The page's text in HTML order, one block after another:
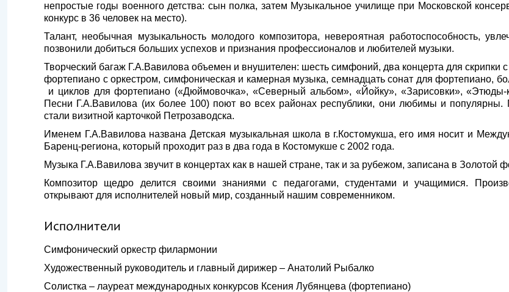
непростые годы военного детства: сын полка, затем Музыкальное училище при Московской
конкурс в 36 человек на место).
Талант, необычная музыкальность молодого композитора, невероятная работоспособность,
позвонили добиться больших успехов и признания профессионалов и любителей музыки.
Творческий багаж Г.А.Вавилова объемен и внушителен: шесть симфоний, два концерта для скрипки
фортепиано с оркестром, симфоническая и камерная музыка, семнадцать сонат для фортепиано,
и циклов для фортепиано («Дюймовочка», «Северный альбом», «Йойку», «Зарисовки»,
Песни Г.А.Вавилова (их более 100) поют во всех районах республики, они любимы и популярны.
стали визитной карточкой Петрозаводска.
Именем Г.А.Вавилова названа Детская музыкальная школа в г.Костомукша, его имя носит и
Баренц-региона, который проходит раз в два года в Костомукше с 2002 года.
Музыка Г.А.Вавилова звучит в концертах как в нашей стране, так и за рубежом, записана в Золотой
Композитор щедро делится своими знаниями с педагогами, студентами и учащимися.
открывают для исполнителей новый мир, созданный нашим современником.
Исполнители
Симфонический оркестр филармонии
Художественный руководитель и главный дирижер – Анатолий Рыбалко
Солистка – лауреат международных конкурсов Ксения Лубянцева (фортепиано)